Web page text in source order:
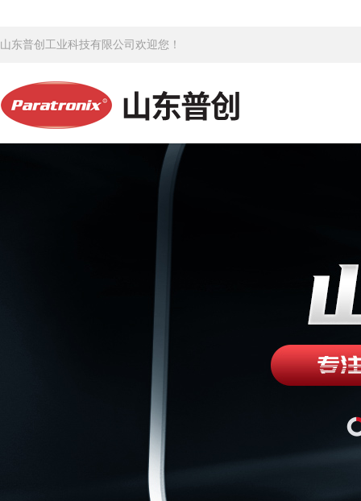
山东普创工业科技有限公司欢迎您！